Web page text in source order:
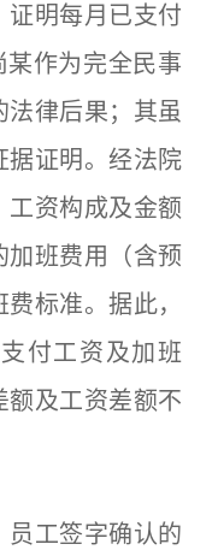
证明每月已支付
某作为完全民事
律后果；其虽
据证明。经法院
工资构成及金额
加班费用（含预
标准。据此，
付工资及加班
额及工资差额不
工签字确认的